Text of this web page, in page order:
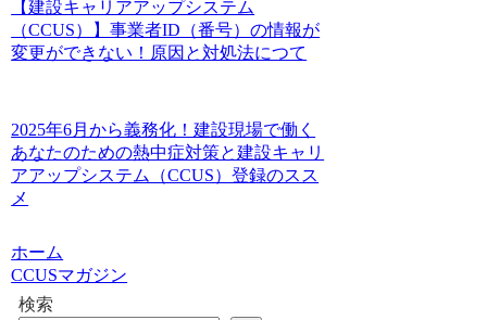
【建設キャリアアップシステム
（CCUS）】事業者ID（番号）の情報が
変更ができない！原因と対処法につて
2025年6月から義務化！建設現場で働く
あなたのための熱中症対策と建設キャリ
アアップシステム（CCUS）登録のスス
メ
ホーム
CCUSマガジン
検索